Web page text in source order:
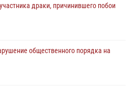
драки, причинившего побои
общественного порядка на